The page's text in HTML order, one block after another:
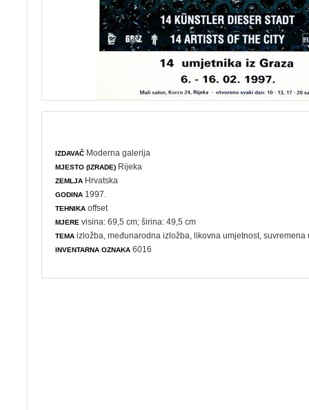
IZDAVAČ Moderna galerija
MJESTO (IZRADE) Rijeka
ZEMLJA Hrvatska
GODINA 1997.
TEHNIKA offset
MJERE visina: 69,5 cm; širina: 49,5 cm
TEMA izložba ,međunarodna izložba ,likovna umjetnost ,suvremena
INVENTARNA OZNAKA 6016